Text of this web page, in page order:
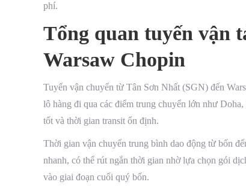
phí.
Tổng quan tuyến vận
Warsaw Chopin
Tuyến vận chuyển từ Tân Sơn Nhất (SGN) đến
lô hàng đi qua các điểm trung chuyển lớn như
tốt và thời gian transit ổn định.
Thời gian vận chuyển trung bình dao động từ bốn
nhanh, có thể rút ngắn thời gian nhờ lựa chọn gói
vào giai đoạn cuối quý bốn.